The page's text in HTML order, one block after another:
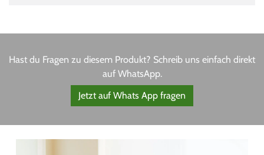
Hast du Fragen zu diesem Produkt? Schreib uns einfach direkt
auf WhatsApp.
Jetzt auf Whats App fragen